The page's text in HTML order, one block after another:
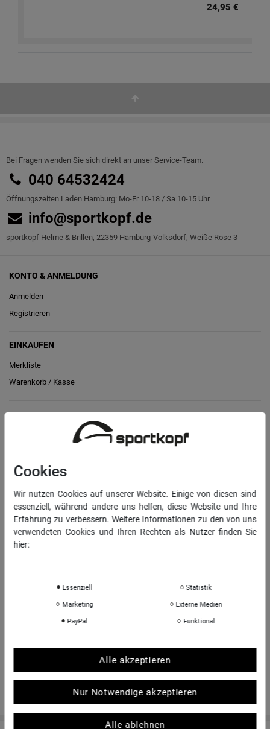
24,95 €
Bei Fragen wenden Sie sich direkt an unser Service-Team.
040 64532424
Öffnungszeiten Laden Hamburg: Mo-Fr 10-18 / Sa 10-15 Uhr
info@sportkopf.de
sportkopf Helme & Brillen, 22359 Hamburg-Volksdorf, Weiße Rose 3
KONTO & ANMELDUNG
Anmelden
Registrieren
EINKAUFEN
Merkliste
Warenkorb / Kasse
Impressum
Cookies
Wir nutzen Cookies auf unserer Website. Einige von diesen sind
essenziell, während andere uns helfen, diese Website und Ihre
Erfahrung zu verbessern. Weitere Informationen zu den von uns
verwendeten Cookies und Ihren Rechten als Nutzer finden Sie
hier:
Essenziell Statistik
Marketing Externe Medien
PayPal Funktional
Alle akzeptieren
Nur Notwendige akzeptieren
Alle ablehnen